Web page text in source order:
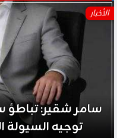
الأخبار
سامر شقير: تباطؤ
توجيه السيولة